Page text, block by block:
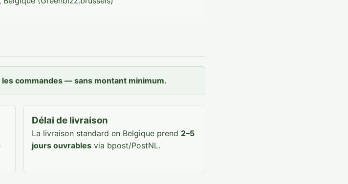
commandes — sans montant minimum.
Délai de livraison
La livraison standard en Belgique prend 2–5
jours ouvrables via bpost/PostNL.